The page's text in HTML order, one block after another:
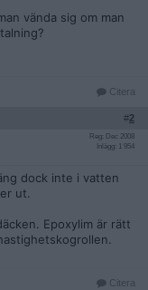
vända sig om man
Citera
#2
Reg: Dec 2008
Inlägg: 1 954
dock inte i vatten
ut.
Epoxylim är rätt
Citera